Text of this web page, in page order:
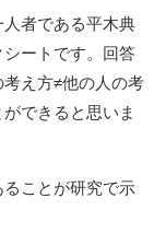
者である平木典
ートです。回答
え方≠他の人の考
できると思いま
ことが研究で示